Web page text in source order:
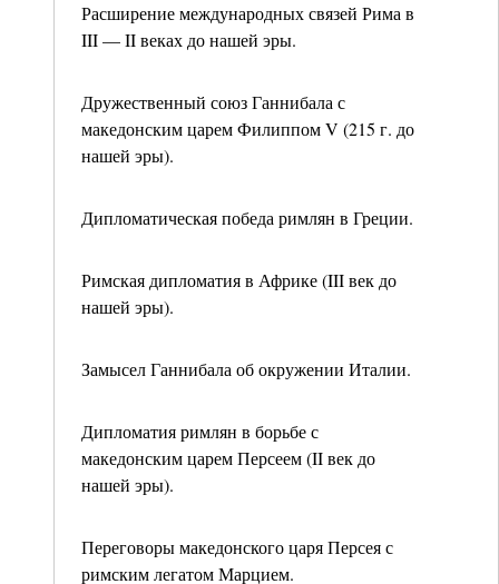
Расширение международных связей Рима в
III — II веках до нашей эры.
Дружественный союз Ганнибала с
македонским царем Филиппом V (215 г. до
нашей эры).
Дипломатическая победа римлян в Греции.
Римская дипломатия в Африке (III век до
нашей эры).
Замысел Ганнибала об окружении Италии.
Дипломатия римлян в борьбе с
македонским царем Персеем (II век до
нашей эры).
Переговоры македонского царя Персея с
римским легатом Марцием.